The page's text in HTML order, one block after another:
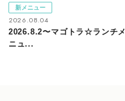
新メニュー
2026.08.04
2026.8.2〜マゴトラ☆ランチメ
ニュ...